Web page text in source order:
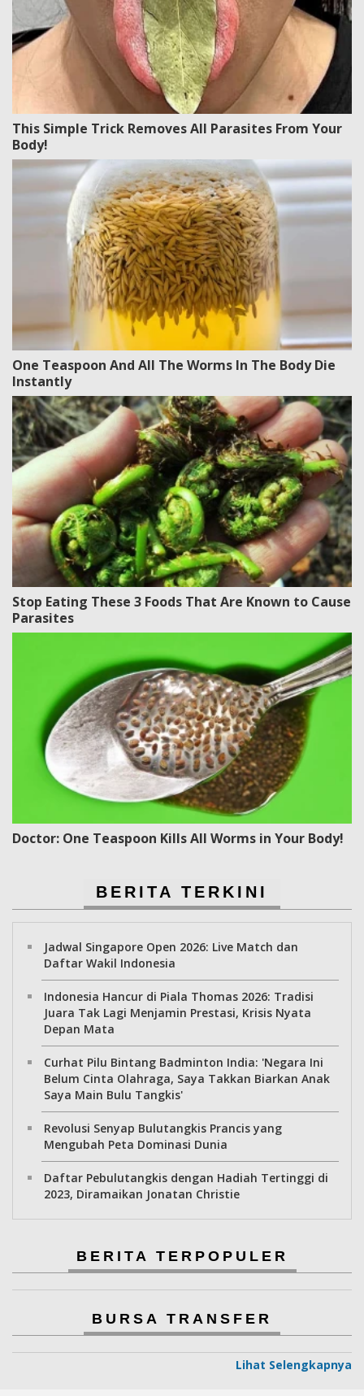
This Simple Trick Removes All Parasites From Your
Body!
One Teaspoon And All The Worms In The Body Die
Instantly
Stop Eating These 3 Foods That Are Known to Cause
Parasites
Doctor: One Teaspoon Kills All Worms in Your Body!
BERITA TERKINI
Jadwal Singapore Open 2026: Live Match dan
Daftar Wakil Indonesia
Indonesia Hancur di Piala Thomas 2026: Tradisi
Juara Tak Lagi Menjamin Prestasi, Krisis Nyata
Depan Mata
Curhat Pilu Bintang Badminton India: 'Negara Ini
Belum Cinta Olahraga, Saya Takkan Biarkan Anak
Saya Main Bulu Tangkis'
Revolusi Senyap Bulutangkis Prancis yang
Mengubah Peta Dominasi Dunia
Daftar Pebulutangkis dengan Hadiah Tertinggi di
2023, Diramaikan Jonatan Christie
BERITA TERPOPULER
BURSA TRANSFER
Lihat Selengkapnya